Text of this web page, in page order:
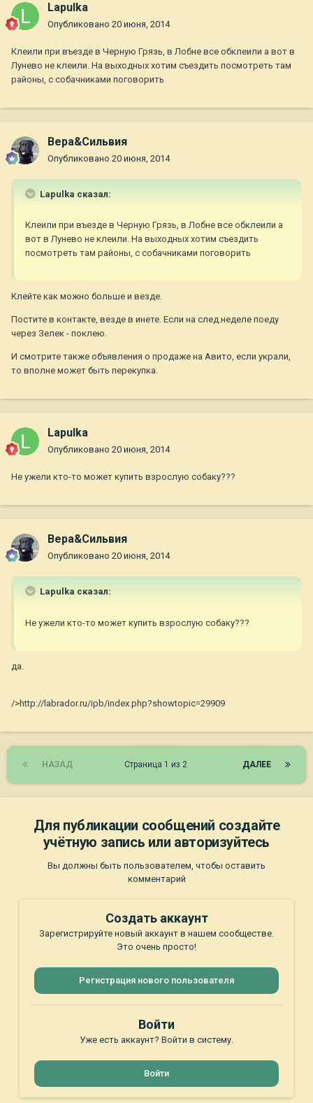
Lapulka
Опубликовано 20 июня, 2014
Клеили при въезде в Черную Грязь, в Лобне все обклеили а вот в
Лунево не клеили. На выходных хотим съездить посмотреть там
районы, с собачниками поговорить
Вера&Сильвия
Опубликовано 20 июня, 2014
Lapulka сказал:
Клеили при въезде в Черную Грязь, в Лобне все обклеили а
вот в Лунево не клеили. На выходных хотим съездить
посмотреть там районы, с собачниками поговорить
Клейте как можно больше и везде.
Постите в контакте, везде в инете. Если на след.неделе поеду
через Зелек - поклею.
И смотрите также объявления о продаже на Авито, если украли,
то вполне может быть перекупка.
Lapulka
Опубликовано 20 июня, 2014
Не ужели кто-то может купить взрослую собаку???
Вера&Сильвия
Опубликовано 20 июня, 2014
Lapulka сказал:
Не ужели кто-то может купить взрослую собаку???
да.
/>http://labrador.ru/ipb/index.php?showtopic=29909
НАЗАД ДАЛЕЕ
Страница 1 из 2
Для публикации сообщений создайте
учётную запись или авторизуйтесь
Вы должны быть пользователем, чтобы оставить
комментарий
Создать аккаунт
Зарегистрируйте новый аккаунт в нашем сообществе.
Это очень просто!
Регистрация нового пользователя
Войти
Уже есть аккаунт? Войти в систему.
Войти